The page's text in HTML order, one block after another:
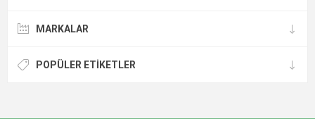
MARKALAR
POPÜLER ETIKETLER